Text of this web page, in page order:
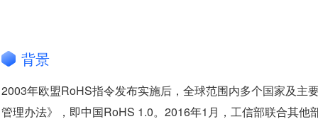
背景
2003年欧盟RoHS指令发布实施后，全球范围内多个国家及主
管理办法》，即中国RoHS 1.0。2016年1月，工信部联合其